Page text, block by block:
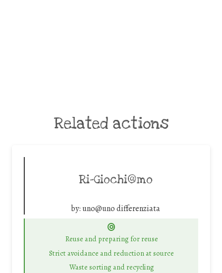
Related actions
Ri-Giochi@mo
by: uno@uno differenziata
Reuse and preparing for reuse
Strict avoidance and reduction at source
Waste sorting and recycling